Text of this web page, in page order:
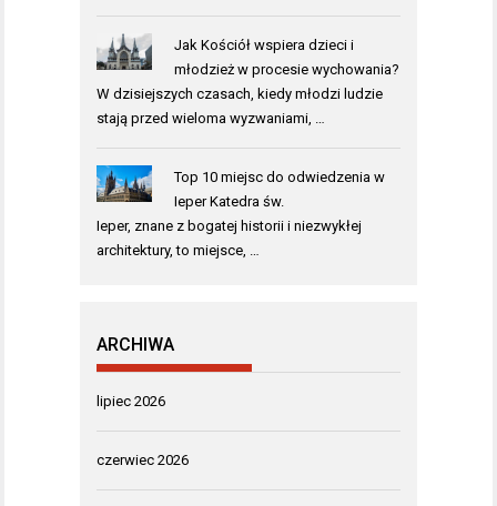
Jak Kościół wspiera dzieci i
młodzież w procesie wychowania?
W dzisiejszych czasach, kiedy młodzi ludzie
stają przed wieloma wyzwaniami, …
Top 10 miejsc do odwiedzenia w
Ieper Katedra św.
Ieper, znane z bogatej historii i niezwykłej
architektury, to miejsce, …
ARCHIWA
lipiec 2026
czerwiec 2026